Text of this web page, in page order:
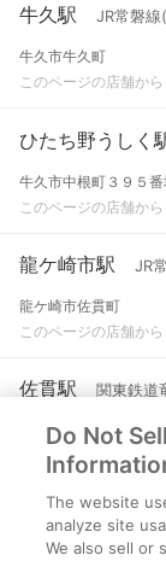
牛久駅 JR常磐
牛久市牛久町
このページの店舗か
ひたち野うしく
牛久市中根町３９５
このページの店舗か
龍ケ崎市駅 JR
龍ケ崎市佐貫町
このページの店舗か
佐貫駅 関東鉄道
龍ケ崎市佐貫町
このページの店舗から
藤代駅 JR常磐
取手市宮和田
Do Not
The website
analyze site
We also sell or